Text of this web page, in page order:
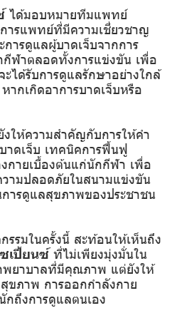
ได้มอบหมายทีมแพทย์
ารแพทย์ที่มีความเชี่ยวชาญ
ารดูแลผู้บาดเจ็บจากการ
ฬาตลอดทั้งการแข่งขัน เพื่อ
ได้รับการดูแลรักษาอย่างใกล้
กเกิดอาการบาดเจ็บหรือ
ให้ความสำคัญกับการให้คำ
าดเจ็บ เทคนิคการฟื้นฟู
งกายเบื้องต้นแก่นักกีฬา เพื่อ
วามปลอดภัยในสนามแข่งขัน
ารดูแลสุขภาพของประชาชน
รมในครั้งนี้ สะท้อนให้เห็นถึง
เปี้ยนซ์ที่ไม่เพียงมุ่งมั่นใน
พยาบาลที่มีคุณภาพ แต่ยังให้
ขภาพ การออกกำลังกาย
กถึงการดูแลตนเอง